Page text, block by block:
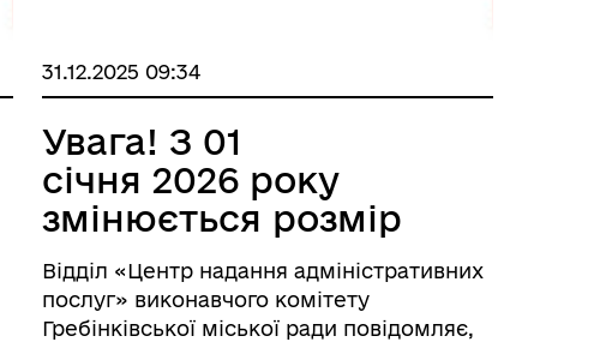
31.12.2025 09:34
Увага! З 01
січня 2026 року
змінюється розмір
адміністративного
збору за надання
послуг
Відділ «Центр надання адміністративних
послуг» виконавчого комітету
Гребінківської міської ради повідомляє,